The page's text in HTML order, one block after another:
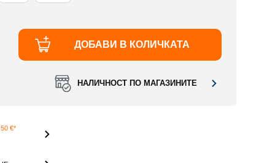
ДОБАВИ В КОЛИЧКАТА
НАЛИЧНОСТ ПО МАГАЗИНИТЕ
€*